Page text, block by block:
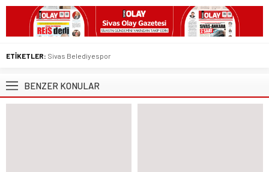
ETİKETLER: Sivas Belediyespor
BENZER KONULAR